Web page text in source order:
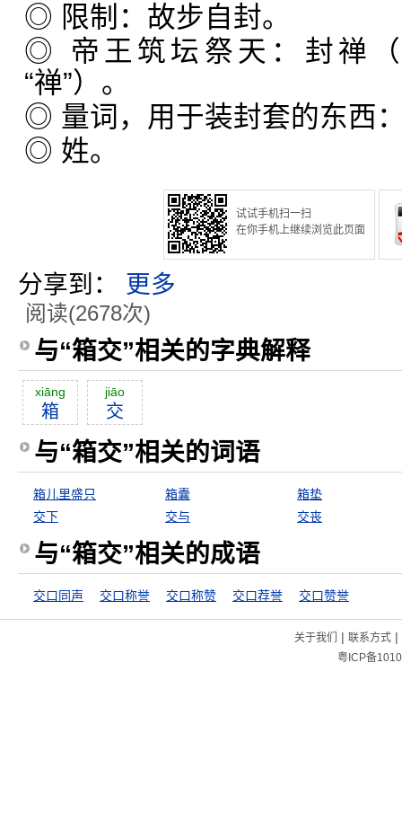
◎ 限制：故步自封。
◎ 帝王筑坛祭天：封禅
“禅”）。
◎ 量词，用于装封套的东西
◎ 姓。
试试手机扫一扫
在你手机上继续浏览此页面
分享到： 更多
阅读(2678次)
与“箱交”相关的字典解释
xiāng
箱
jiāo
交
与“箱交”相关的词语
箱儿里盛只 箱囊
箱垫
交下
交与 交丧
与“箱交”相关的成语
交口同声 交口称誉 交口称赞 交口荐誉 交口赞誉
关于我们 | 联系方式|
粤ICP备